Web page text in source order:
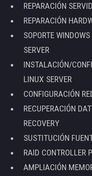
REPARACIÓN
REPARACIÓN
SOPORTE
SERVER
INSTALACIÓN/
LINUX SERVER
CONFIGURACIÓN
RECUPERACIÓN
RECOVERY
SUSTITUCIÓN
RAID CONTROLLER
AMPLIACIÓN